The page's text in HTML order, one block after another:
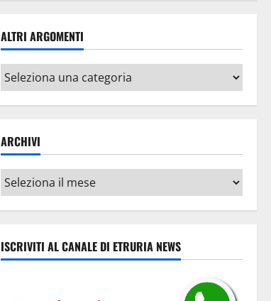
ALTRI ARGOMENTI
Altri
argomenti
ARCHIVI
Archivi
ISCRIVITI AL CANALE DI ETRURIA NEWS